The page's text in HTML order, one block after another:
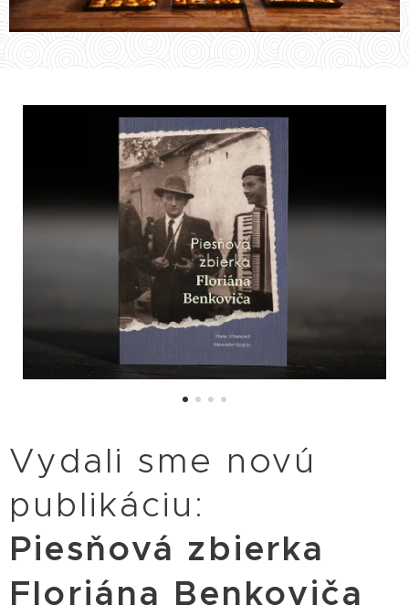
Vydali sme novú
publikáciu:
Piesňová zbierka
Floriána Benkoviča